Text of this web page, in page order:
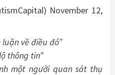
November 12,
về điều đó”
thông tin”
một người quan sát thụ